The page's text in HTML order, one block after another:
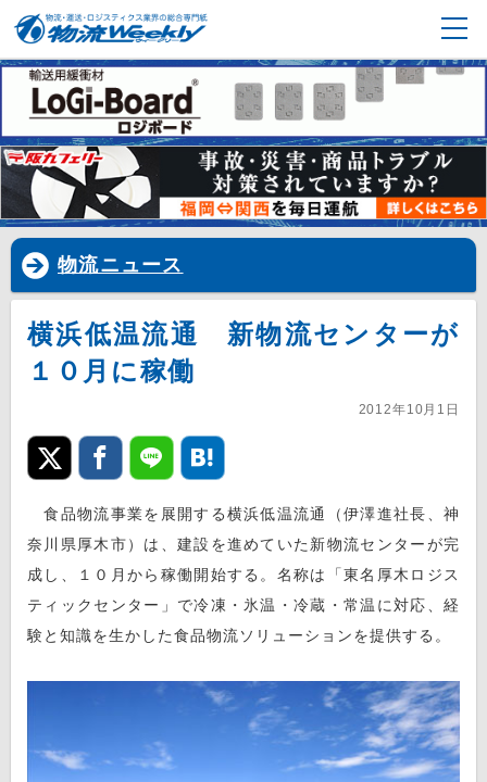
物流ニュース
横浜低温流通 新物流センターが
１０月に稼働
2012年10月1日
食品物流事業を展開する横浜低温流通（伊澤進社長、神
奈川県厚木市）は、建設を進めていた新物流センターが完
成し、１０月から稼働開始する。名称は「東名厚木ロジス
ティックセンター」で冷凍・氷温・冷蔵・常温に対応、経
験と知識を生かした食品物流ソリューションを提供する。